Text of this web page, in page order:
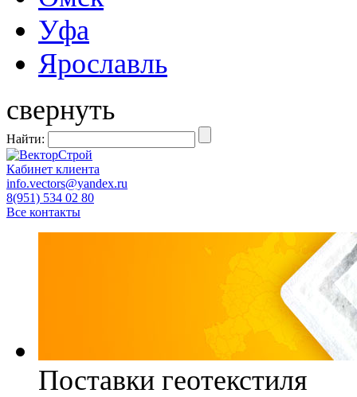
Уфа
Ярославль
свернуть
Найти:
Кабинет клиента
info.vectors@yandex.ru
8(951) 534 02 80
Все контакты
Поставки геотекстиля